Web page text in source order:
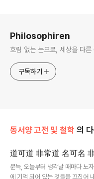
Philosophiren
흐림 없는 눈으로, 세상을 다
구독하기
동서양 고전 및 철학 의
道可道 非常道 名
문늑, 오늘부터 생각날 때마다 노
에 기억 되어 있는 것들을 끄집어